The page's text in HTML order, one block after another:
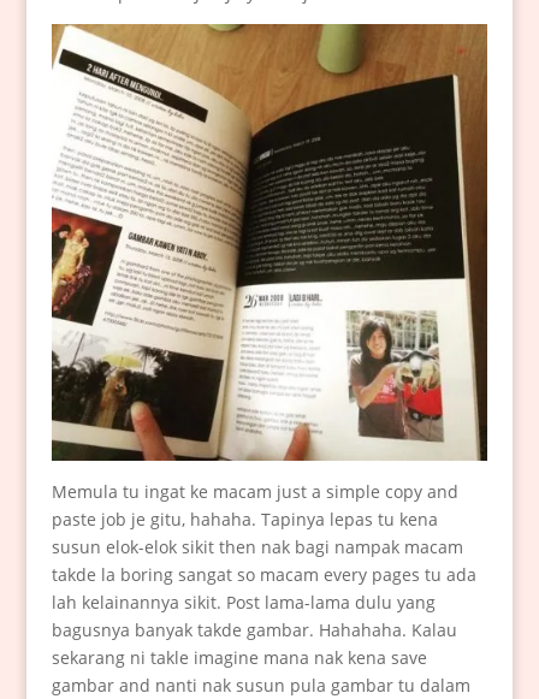
Memula tu ingat ke macam just a simple copy and
paste job je gitu, hahaha. Tapinya lepas tu kena
susun elok-elok sikit then nak bagi nampak macam
takde la boring sangat so macam every pages tu ada
lah kelainannya sikit. Post lama-lama dulu yang
bagusnya banyak takde gambar. Hahahaha. Kalau
sekarang ni takle imagine mana nak kena save
gambar and nanti nak susun pula gambar tu dalam